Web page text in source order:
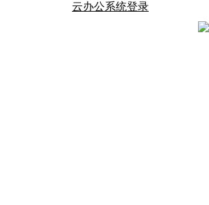
云办公系统登录